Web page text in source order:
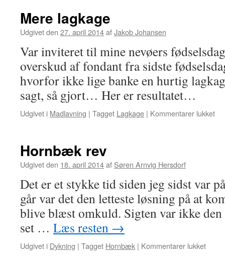
Mere lagkage
Udgivet den 27. april 2014afJakob Johansen
Var inviteret til mine nevøers
overskud af fondant fra sidste
hvorfor ikke lige banke en hurtig
sagt, så gjort… Her er resultatet…
Udgivet i Madlavning | Tagget Lagkage | Kommentarer lukket
Hornbæk rev
Udgivet den 18. april 2014af Søren Arnvig Hersdorf
Det er et stykke tid siden jeg sidst var
går var det den letteste løsning på at
blive blæst omkuld. Sigten var ikke
set … Læs resten →
Udgivet i Dykning | Tagget Hornbæk | Kommentarer lukket